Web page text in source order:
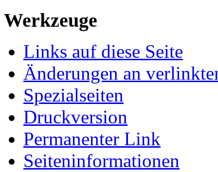
Werkzeuge
Links auf diese Seite
Änderungen an
Spezialseiten
Druckversion
Permanenter Link
Seiten­­informationen